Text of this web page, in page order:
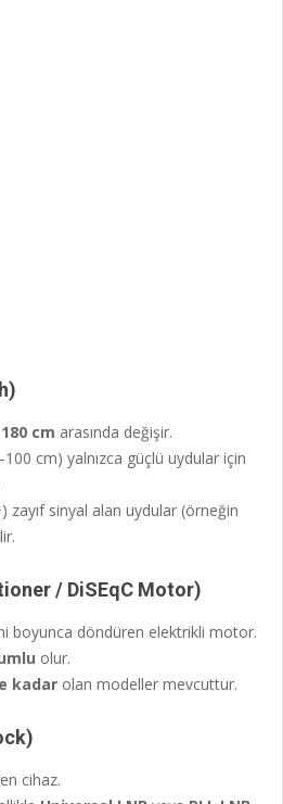
cm arasında değişir.
cm) yalnızca güçlü uydular için
zayıf sinyal alan uydular (örneğin
/ DiSEqC Motor)
boyunca döndüren elektrikli motor.
olur.
kadar olan modeller mevcuttur.
cihaz.